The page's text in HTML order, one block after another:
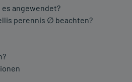
angewendet?
perennis ∅ beachten?